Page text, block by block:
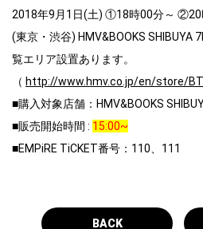
2018年9月1日(土) ①18時00分～ ②20
(東京・渋谷) HMV&BOOKS SHIBUYA
覧エリア設置あります。
（ http://www.hmv.co.jp/en/store/
■購入対象店舗：HMV&BOOKS
■販売開始時間 : 15:00~
■EMPiRE TiCKET番号：110、111
BACK